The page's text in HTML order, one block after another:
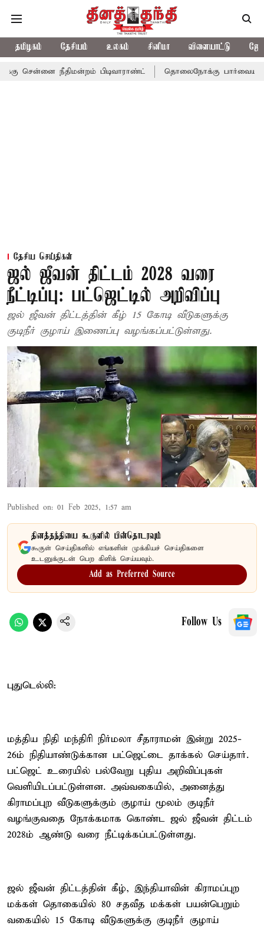
தமிழகம் தேசியம் உலகம் சினிமா விளையாட்டு
நீதிமன்றம் பிடிவாராண்ட் தொலைநோக்கு பார்வையுடன்
தேசிய செய்திகள்
ஜல் ஜீவன் திட்டம் 2028 வரை
நீட்டிப்பு: பட்ஜெட்டில் அறிவிப்பு
ஜல் ஜீவன் திட்டத்தின் கீழ் 15 கோடி வீடுகளுக்கு
குடிநீர் குழாய் இணைப்பு வழங்கப்பட்டுள்ளது.
Published on: 01 Feb 2025, 1:57 am
தினத்தந்தியை கூகுளில் பின்தொடரவும்
கூகுள் செய்திகளில் எங்களின் முக்கியச் செய்திகளை
உடனுக்குடன் பெற கிளிக் செய்யவும்.
Add as Preferred Source
Follow Us
புதுடெல்லி:
மத்திய நிதி மந்திரி நிர்மலா சீதாராமன் இன்று 2025-
26ம் நிதியாண்டுக்கான பட்ஜெட்டை தாக்கல் செய்தார்.
பட்ஜெட் உரையில் பல்வேறு புதிய அறிவிப்புகள்
வெளியிடப்பட்டுள்ளன. அவ்வகையில், அனைத்து
கிராமப்புற வீடுகளுக்கும் குழாய் மூலம் குடிநீர்
வழங்குவதை நோக்கமாக கொண்ட ஜல் ஜீவன் திட்டம்
2028ம் ஆண்டு வரை நீட்டிக்கப்பட்டுள்ளது.
ஜல் ஜீவன் திட்டத்தின் கீழ், இந்தியாவின் கிராமப்புற
மக்கள் தொகையில் 80 சதவீத மக்கள் பயன்பெறும்
வகையில் 15 கோடி வீடுகளுக்கு குடிநீர் குழாய்